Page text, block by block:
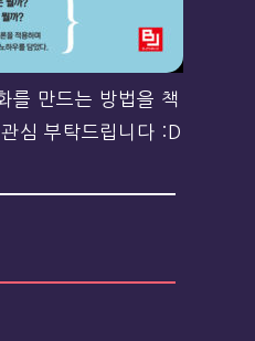
를 만드는 방법을 책
심 부탁드립니다 :D